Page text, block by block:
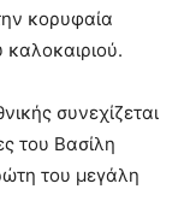
κορυφαία
συνεχίζεται
του Βασίλη
του μεγάλη